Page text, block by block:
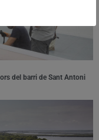
del barri de Sant Antoni